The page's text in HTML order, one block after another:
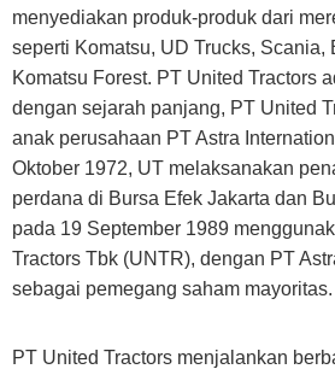
menyediakan produk-produk dari
seperti Komatsu, UD Trucks, Scania,
Komatsu Forest. PT United Tractors
dengan sejarah panjang, PT United
anak perusahaan PT Astra
Oktober 1972, UT melaksanakan
perdana di Bursa Efek Jakarta dan
pada 19 September 1989
Tractors Tbk (UNTR), dengan PT
sebagai pemegang saham mayoritas.
PT United Tractors menjalankan